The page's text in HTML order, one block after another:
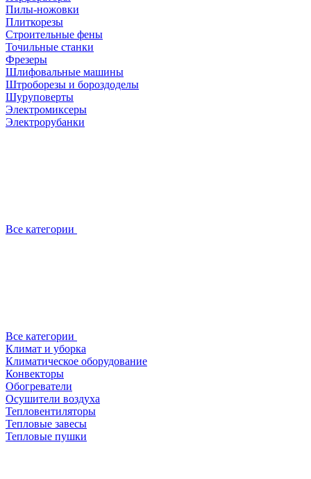
Пилы-ножовки
Плиткорезы
Строительные фены
Точильные станки
Фрезеры
Шлифовальные машины
Штроборезы и бороздоделы
Шуруповерты
Электромиксеры
Электрорубанки
Все категории
Все категории
Климат и уборка
Климатическое оборудование
Конвекторы
Обогреватели
Осушители воздуха
Тепловентиляторы
Тепловые завесы
Тепловые пушки